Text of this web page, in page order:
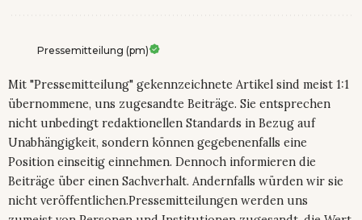
Pressemitteilung (pm)
Mit "Pressemitteilung" gekennzeichnete Artikel sind meist 1:1
übernommene, uns zugesandte Beiträge. Sie entsprechen
nicht unbedingt redaktionellen Standards in Bezug auf
Unabhängigkeit, sondern können gegebenenfalls eine
Position einseitig einnehmen. Dennoch informieren die
Beiträge über einen Sachverhalt. Andernfalls würden wir sie
nicht veröffentlichen.Pressemitteilungen werden uns